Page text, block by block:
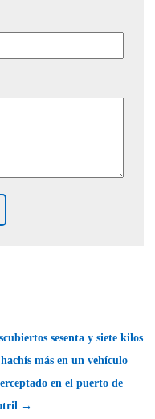
sesenta y siete kilos
más en un vehículo
en el puerto de
→